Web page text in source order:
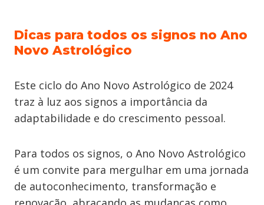
Dicas para todos os signos no Ano
Novo Astrológico
Este ciclo do Ano Novo Astrológico de 2024
traz à luz aos signos a importância da
adaptabilidade e do crescimento pessoal.
Para todos os signos, o Ano Novo Astrológico
é um convite para mergulhar em uma jornada
de autoconhecimento, transformação e